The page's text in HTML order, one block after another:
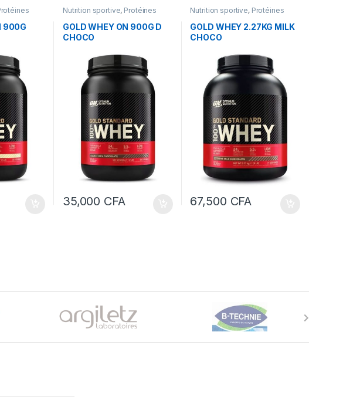
900G
Nutrition sportive, Protéines
GOLD WHEY ON 900G D
CHOCO
35,000 CFA
Nutrition sportive, Protéines
GOLD WHEY 2.27KG MILK
CHOCO
67,500 CFA